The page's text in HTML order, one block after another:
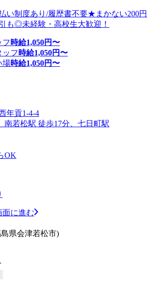
い制度あり/履歴書不要★まかない200円
も◎未経験・高校生大歓迎！
フ 時給1,050円〜
ッフ 時給1,050円〜
場時給1,050円〜
年貢1-4-4
南若松駅 徒歩17分、七日町駅
OK
面に進む
県会津若松市)